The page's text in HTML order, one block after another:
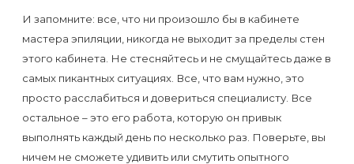
И запомните: все, что ни произошло бы в кабинете
мастера эпиляции, никогда не выходит за пределы стен
этого кабинета. Не стесняйтесь и не смущайтесь даже в
самых пикантных ситуациях. Все, что вам нужно, это
просто расслабиться и довериться специалисту. Все
остальное – это его работа, которую он привык
выполнять каждый день по несколько раз. Поверьте, вы
ничем не сможете удивить или смутить опытного